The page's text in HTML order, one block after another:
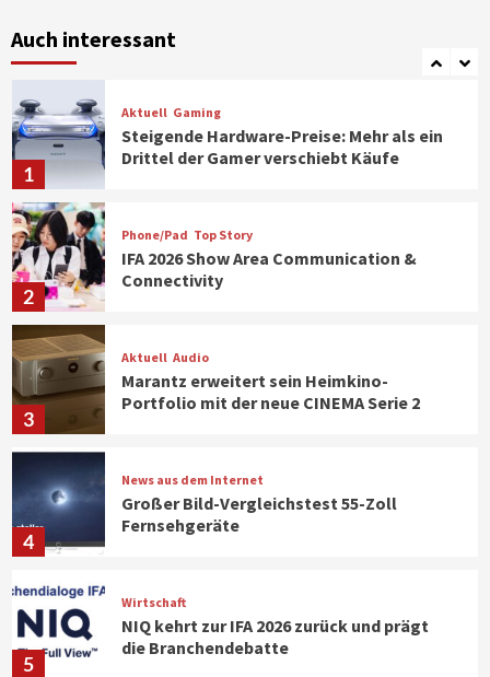
Auch interessant
7
Klimageräte und Ventilatoren
1
Aktuell Gaming
Steigende Hardware-Preise: Mehr als ein
Drittel der Gamer verschiebt Käufe
2
Phone/Pad Top Story
IFA 2026 Show Area Communication &
Connectivity
3
Aktuell Audio
Marantz erweitert sein Heimkino-
Portfolio mit der neue CINEMA Serie 2
4
News aus dem Internet
Großer Bild-Vergleichstest 55-Zoll
Fernsehgeräte
5
Wirtschaft
NIQ kehrt zur IFA 2026 zurück und prägt
die Branchendebatte